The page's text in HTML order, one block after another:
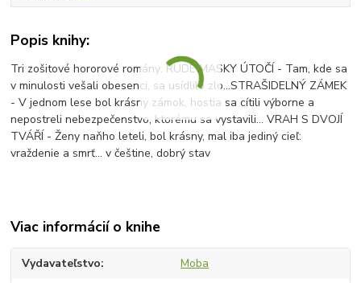
Popis knihy:
Tri zošitové hororové romány: RUDÉ MASKY ÚTOČÍ - Tam, kde sa
v minulosti vešali obesenci, sa usídlilo zlo...STRAŠIDELNÝ ZÁMEK
- V jednom lese bol krásny zámok, hostia sa cítili výborne a
nepostreli nebezpečenstvo, ktorému sa vystavili... VRAH S DVOJÍ
TVÁŘÍ - Ženy naňho leteli, bol krásny, mal iba jediný cieľ:
vraždenie a smrť... v češtine, dobrý stav
Viac informácií o knihe
Vydavateľstvo Moba